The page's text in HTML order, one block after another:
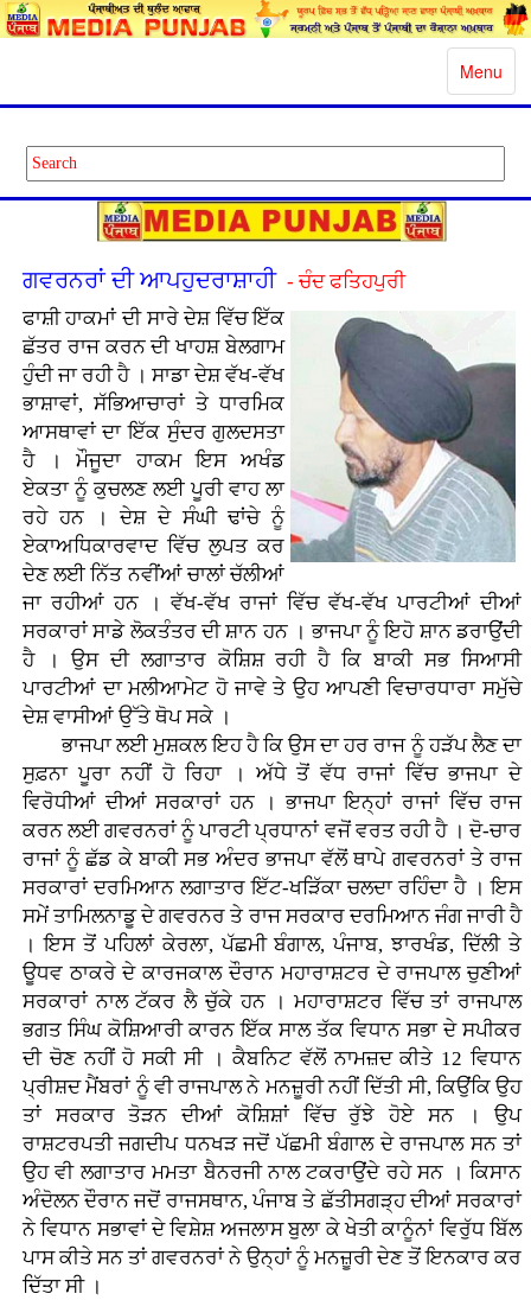
Toggle
Menu
ਗਵਰਨਰਾਂ ਦੀ ਆਪਹੁਦਰਾਸ਼ਾਹੀ - ਚੰਦ ਫਤਿਹਪੁਰੀ
ਫਾਸ਼ੀ ਹਾਕਮਾਂ ਦੀ ਸਾਰੇ ਦੇਸ਼ ਵਿੱਚ ਇੱਕ
ਛੱਤਰ ਰਾਜ ਕਰਨ ਦੀ ਖਾਹਸ਼ ਬੇਲਗਾਮ
ਹੁੰਦੀ ਜਾ ਰਹੀ ਹੈ । ਸਾਡਾ ਦੇਸ਼ ਵੱਖ-ਵੱਖ
ਭਾਸ਼ਾਵਾਂ, ਸੱਭਿਆਚਾਰਾਂ ਤੇ ਧਾਰਮਿਕ
ਆਸਥਾਵਾਂ ਦਾ ਇੱਕ ਸੁੰਦਰ ਗੁਲਦਸਤਾ
ਹੈ । ਮੌਜੂਦਾ ਹਾਕਮ ਇਸ ਅਖੰਡ
ਏਕਤਾ ਨੂੰ ਕੁਚਲਣ ਲਈ ਪੂਰੀ ਵਾਹ ਲਾ
ਰਹੇ ਹਨ । ਦੇਸ਼ ਦੇ ਸੰਘੀ ਢਾਂਚੇ ਨੂੰ
ਏਕਾਅਧਿਕਾਰਵਾਦ ਵਿੱਚ ਲੁਪਤ ਕਰ
ਦੇਣ ਲਈ ਨਿੱਤ ਨਵੀਂਆਂ ਚਾਲਾਂ ਚੱਲੀਆਂ
ਜਾ ਰਹੀਆਂ ਹਨ । ਵੱਖ-ਵੱਖ ਰਾਜਾਂ ਵਿੱਚ ਵੱਖ-ਵੱਖ ਪਾਰਟੀਆਂ ਦੀਆਂ
ਸਰਕਾਰਾਂ ਸਾਡੇ ਲੋਕਤੰਤਰ ਦੀ ਸ਼ਾਨ ਹਨ । ਭਾਜਪਾ ਨੂੰ ਇਹੋ ਸ਼ਾਨ ਡਰਾਉਂਦੀ
ਹੈ । ਉਸ ਦੀ ਲਗਾਤਾਰ ਕੋਸ਼ਿਸ਼ ਰਹੀ ਹੈ ਕਿ ਬਾਕੀ ਸਭ ਸਿਆਸੀ
ਪਾਰਟੀਆਂ ਦਾ ਮਲੀਆਮੇਟ ਹੋ ਜਾਵੇ ਤੇ ਉਹ ਆਪਣੀ ਵਿਚਾਰਧਾਰਾ ਸਮੁੱਚੇ
ਦੇਸ਼ ਵਾਸੀਆਂ ਉੱਤੇ ਥੋਪ ਸਕੇ ।
ਭਾਜਪਾ ਲਈ ਮੁਸ਼ਕਲ ਇਹ ਹੈ ਕਿ ਉਸ ਦਾ ਹਰ ਰਾਜ ਨੂੰ ਹੜੱਪ ਲੈਣ ਦਾ
ਸੁਫ਼ਨਾ ਪੂਰਾ ਨਹੀਂ ਹੋ ਰਿਹਾ । ਅੱਧੇ ਤੋਂ ਵੱਧ ਰਾਜਾਂ ਵਿੱਚ ਭਾਜਪਾ ਦੇ
ਵਿਰੋਧੀਆਂ ਦੀਆਂ ਸਰਕਾਰਾਂ ਹਨ । ਭਾਜਪਾ ਇਨ੍ਹਾਂ ਰਾਜਾਂ ਵਿੱਚ ਰਾਜ
ਕਰਨ ਲਈ ਗਵਰਨਰਾਂ ਨੂੰ ਪਾਰਟੀ ਪ੍ਰਧਾਨਾਂ ਵਜੋਂ ਵਰਤ ਰਹੀ ਹੈ । ਦੋ-ਚਾਰ
ਰਾਜਾਂ ਨੂੰ ਛੱਡ ਕੇ ਬਾਕੀ ਸਭ ਅੰਦਰ ਭਾਜਪਾ ਵੱਲੋਂ ਥਾਪੇ ਗਵਰਨਰਾਂ ਤੇ ਰਾਜ
ਸਰਕਾਰਾਂ ਦਰਮਿਆਨ ਲਗਾਤਾਰ ਇੱਟ-ਖੜਿੱਕਾ ਚਲਦਾ ਰਹਿੰਦਾ ਹੈ । ਇਸ
ਸਮੇਂ ਤਾਮਿਲਨਾਡੂ ਦੇ ਗਵਰਨਰ ਤੇ ਰਾਜ ਸਰਕਾਰ ਦਰਮਿਆਨ ਜੰਗ ਜਾਰੀ ਹੈ
। ਇਸ ਤੋਂ ਪਹਿਲਾਂ ਕੇਰਲਾ, ਪੱਛਮੀ ਬੰਗਾਲ, ਪੰਜਾਬ, ਝਾਰਖੰਡ, ਦਿੱਲੀ ਤੇ
ਊਧਵ ਠਾਕਰੇ ਦੇ ਕਾਰਜਕਾਲ ਦੌਰਾਨ ਮਹਾਰਾਸ਼ਟਰ ਦੇ ਰਾਜਪਾਲ ਚੁਣੀਆਂ
ਸਰਕਾਰਾਂ ਨਾਲ ਟੱਕਰ ਲੈ ਚੁੱਕੇ ਹਨ । ਮਹਾਰਾਸ਼ਟਰ ਵਿੱਚ ਤਾਂ ਰਾਜਪਾਲ
ਭਗਤ ਸਿੰਘ ਕੋਸ਼ਿਆਰੀ ਕਾਰਨ ਇੱਕ ਸਾਲ ਤੱਕ ਵਿਧਾਨ ਸਭਾ ਦੇ ਸਪੀਕਰ
ਦੀ ਚੋਣ ਨਹੀਂ ਹੋ ਸਕੀ ਸੀ । ਕੈਬਨਿਟ ਵੱਲੋਂ ਨਾਮਜ਼ਦ ਕੀਤੇ 12 ਵਿਧਾਨ
ਪ੍ਰੀਸ਼ਦ ਮੈਂਬਰਾਂ ਨੂੰ ਵੀ ਰਾਜਪਾਲ ਨੇ ਮਨਜ਼ੂਰੀ ਨਹੀਂ ਦਿੱਤੀ ਸੀ, ਕਿਉਂਕਿ ਉਹ
ਤਾਂ ਸਰਕਾਰ ਤੋੜਨ ਦੀਆਂ ਕੋਸ਼ਿਸ਼ਾਂ ਵਿੱਚ ਰੁੱਝੇ ਹੋਏ ਸਨ । ਉਪ
ਰਾਸ਼ਟਰਪਤੀ ਜਗਦੀਪ ਧਨਖੜ ਜਦੋਂ ਪੱਛਮੀ ਬੰਗਾਲ ਦੇ ਰਾਜਪਾਲ ਸਨ ਤਾਂ
ਉਹ ਵੀ ਲਗਾਤਾਰ ਮਮਤਾ ਬੈਨਰਜੀ ਨਾਲ ਟਕਰਾਉਂਦੇ ਰਹੇ ਸਨ । ਕਿਸਾਨ
ਅੰਦੋਲਨ ਦੌਰਾਨ ਜਦੋਂ ਰਾਜਸਥਾਨ, ਪੰਜਾਬ ਤੇ ਛੱਤੀਸਗੜ੍ਹ ਦੀਆਂ ਸਰਕਾਰਾਂ
ਨੇ ਵਿਧਾਨ ਸਭਾਵਾਂ ਦੇ ਵਿਸ਼ੇਸ਼ ਅਜਲਾਸ ਬੁਲਾ ਕੇ ਖੇਤੀ ਕਾਨੂੰਨਾਂ ਵਿਰੁੱਧ ਬਿੱਲ
ਪਾਸ ਕੀਤੇ ਸਨ ਤਾਂ ਗਵਰਨਰਾਂ ਨੇ ਉਨ੍ਹਾਂ ਨੂੰ ਮਨਜ਼ੂਰੀ ਦੇਣ ਤੋਂ ਇਨਕਾਰ ਕਰ
ਦਿੱਤਾ ਸੀ ।